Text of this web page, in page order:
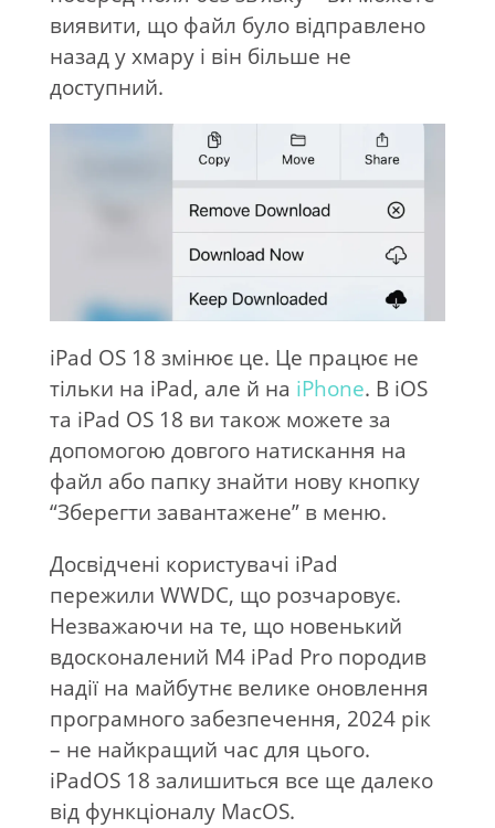
виявити, що файл було відправлено
назад у хмару і він більше не
доступний.
iPad OS 18 змінює це. Це працює не
тільки на iPad, але й на iPhone. В iOS
та iPad OS 18 ви також можете за
допомогою довгого натискання на
файл або папку знайти нову кнопку
“Зберегти завантажене” в меню.
Досвідчені користувачі iPad
пережили WWDC, що розчаровує.
Незважаючи на те, що новенький
вдосконалений M4 iPad Pro породив
надії на майбутнє велике оновлення
програмного забезпечення, 2024 рік
– не найкращий час для цього.
iPadOS 18 залишиться все ще далеко
від функціоналу MacOS.